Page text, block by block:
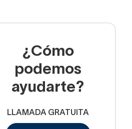
¿Cómo
podemos
ayudarte?
LLAMADA GRATUITA